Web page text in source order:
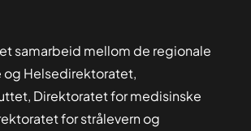
samarbeid mellom de regionale
og Helsedirektoratet,
Direktoratet for medisinske
for strålevern og